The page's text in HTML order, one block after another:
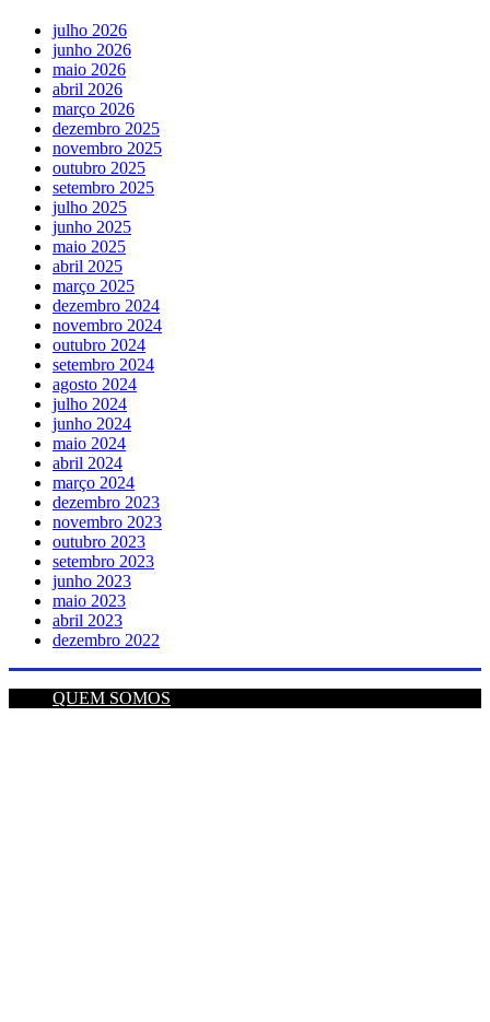
julho 2026
junho 2026
maio 2026
abril 2026
março 2026
dezembro 2025
novembro 2025
outubro 2025
setembro 2025
julho 2025
junho 2025
maio 2025
abril 2025
março 2025
dezembro 2024
novembro 2024
outubro 2024
setembro 2024
agosto 2024
julho 2024
junho 2024
maio 2024
abril 2024
março 2024
dezembro 2023
novembro 2023
outubro 2023
setembro 2023
junho 2023
maio 2023
abril 2023
dezembro 2022
QUEM SOMOS